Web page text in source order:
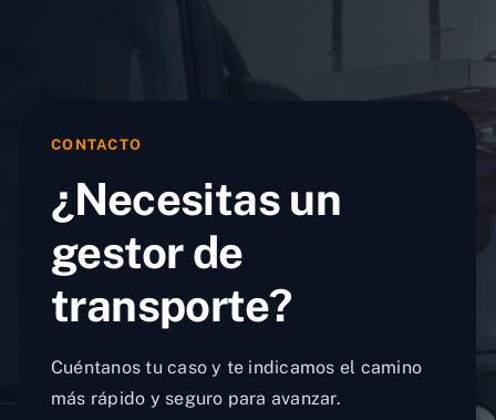
CONTACTO
¿Necesitas un
gestor de
transporte?
Cuéntanos tu caso y te indicamos el camino
más rápido y seguro para avanzar.